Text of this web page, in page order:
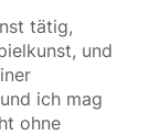
tätig,
und
ich mag
ohne